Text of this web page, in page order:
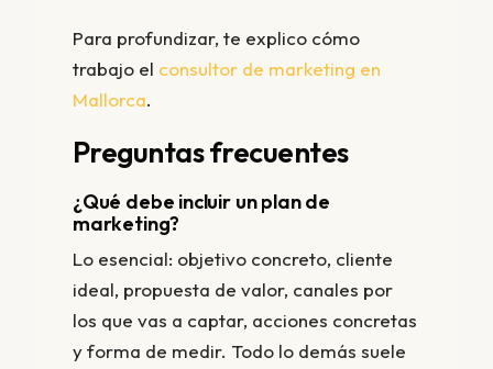
Para profundizar, te explico cómo
trabajo el consultor de marketing en
Mallorca.
Preguntas frecuentes
¿Qué debe incluir un plan de
marketing?
Lo esencial: objetivo concreto, cliente
ideal, propuesta de valor, canales por
los que vas a captar, acciones concretas
y forma de medir. Todo lo demás suele